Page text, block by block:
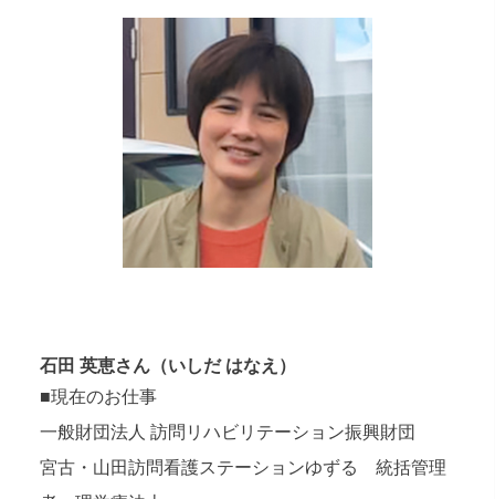
石田 英恵さん（いしだ はなえ ）
■現在のお仕事
一般財団法人 訪問リハビリテーション振興財団
宮古・山田訪問看護ステーションゆずる 統括管理